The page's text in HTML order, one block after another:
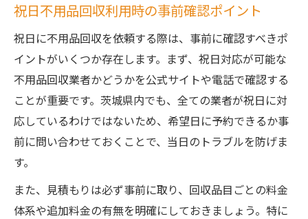
祝日不用品回収利用時の事前確認ポイント
祝日に不用品回収を依頼する際は、事前に確認すべきポ
イントがいくつか存在します。まず、祝日対応が可能な
不用品回収業者かどうかを公式サイトや電話で確認する
ことが重要です。茨城県内でも、全ての業者が祝日に対
応しているわけではないため、希望日に予約できるか事
前に問い合わせておくことで、当日のトラブルを防げま
す。
また、見積もりは必ず事前に取り、回収品目ごとの料金
体系や追加料金の有無を明確にしておきましょう。特に